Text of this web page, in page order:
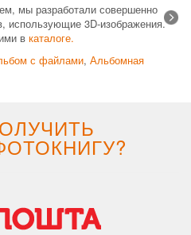
мы разработали совершенно
использующие 3D-изображения.
в каталоге.
с файлами, Альбомная